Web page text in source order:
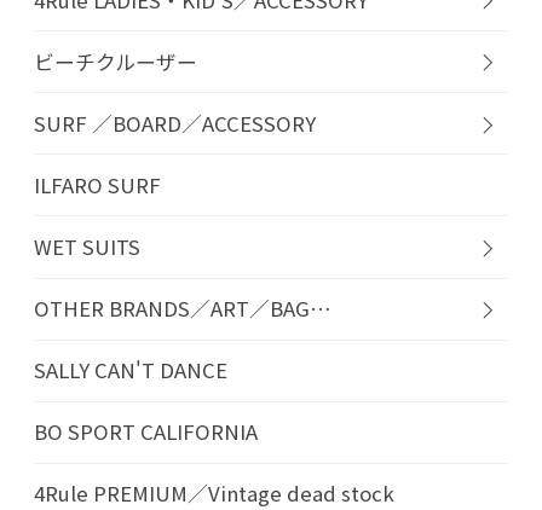
ビーチクルーザー
SURF ／BOARD／ACCESSORY
ILFARO SURF
WET SUITS
OTHER BRANDS／ART／BAG…
SALLY CAN'T DANCE
BO SPORT CALIFORNIA
4Rule PREMIUM／Vintage dead stock